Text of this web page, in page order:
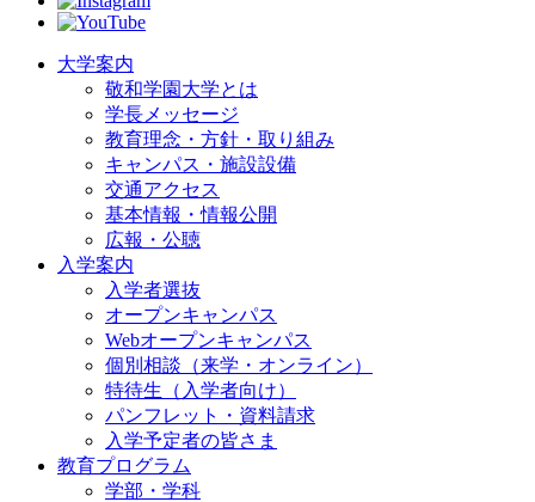
大学案内
敬和学園大学とは
学長メッセージ
教育理念・方針・取り組み
キャンパス・施設設備
交通アクセス
基本情報・情報公開
広報・公聴
入学案内
入学者選抜
オープンキャンパス
Webオープンキャンパス
個別相談（来学・オンライン）
特待生（入学者向け）
パンフレット・資料請求
入学予定者の皆さま
教育プログラム
学部・学科